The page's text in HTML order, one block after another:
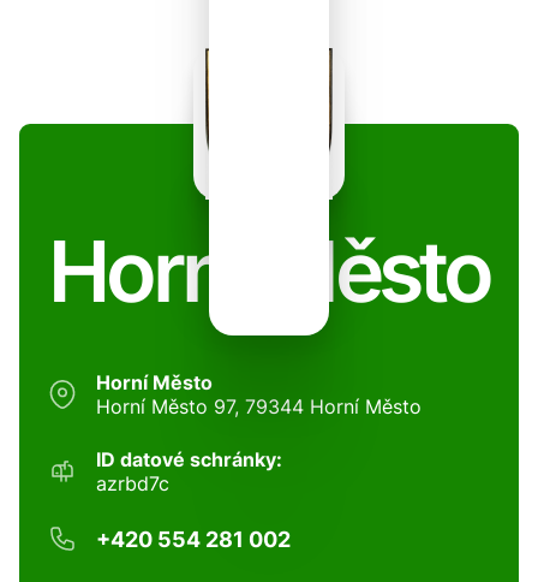
Horní Město
Horní Město
Horní Město 97, 79344 Horní Město
ID datové schránky:
azrbd7c
+420 554 281 002